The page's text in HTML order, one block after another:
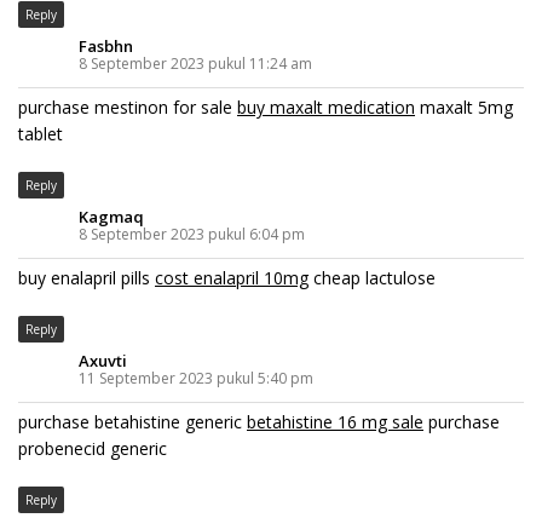
Reply
Fasbhn
8 September 2023 pukul 11:24 am
purchase mestinon for sale buy maxalt medication maxalt 5mg
tablet
Reply
Kagmaq
8 September 2023 pukul 6:04 pm
buy enalapril pills cost enalapril 10mgcheap lactulose
Reply
Axuvti
11 September 2023 pukul 5:40 pm
purchase betahistine generic betahistine 16 mg sale purchase
probenecid generic
Reply